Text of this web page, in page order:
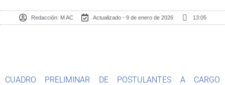
Redacción: M AC Actualizado - 9 de enero de 2026 13:05
CUADRO PRELIMINAR DE POSTULANTES A CARGO